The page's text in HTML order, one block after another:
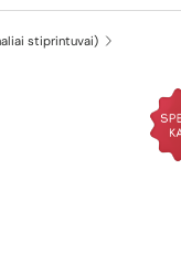
stiprintuvai)